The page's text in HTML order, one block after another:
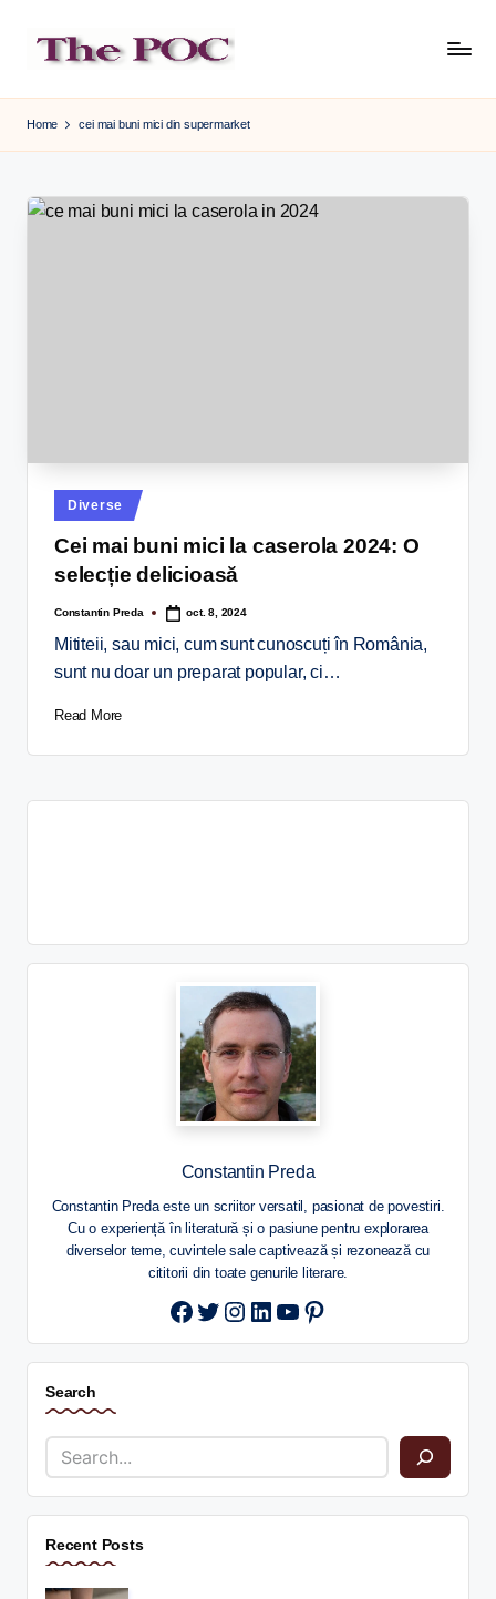
content
Home cei mai buni mici din supermarket
Diverse
Cei mai buni mici la caserola 2024: O
selecție delicioasă
Constantin Preda oct. 8, 2024
Mititeii, sau mici, cum sunt cunoscuți în România,
sunt nu doar un preparat popular, ci…
Read More
Constantin Preda
Constantin Preda este un scriitor versatil, pasionat de povestiri.
Cu o experiență în literatură și o pasiune pentru explorarea
diverselor teme, cuvintele sale captivează și rezonează cu
cititorii din toate genurile literare.
Twitter
Instagram
LinkedIn
YouTube
Pinterest
Search
Recent Posts